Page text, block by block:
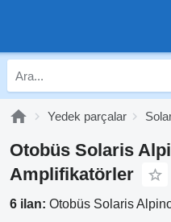
Yedek parçalar
Otobüs Solaris
Amplifikatörler
6 ilan: Otobüs Solaris